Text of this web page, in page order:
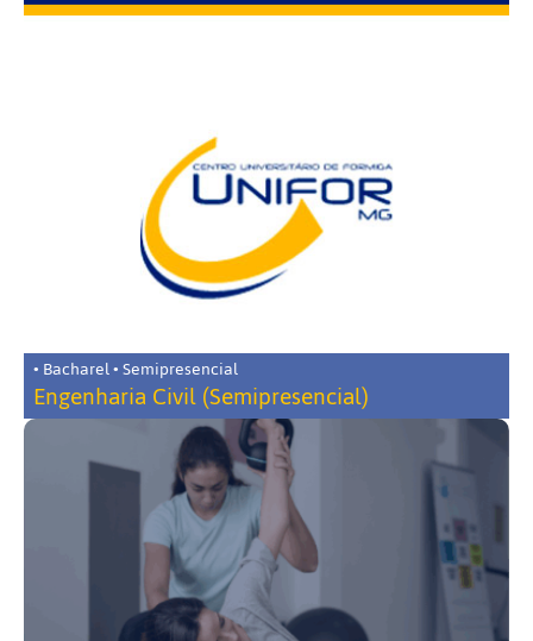
• Bacharel • Semipresencial
Engenharia Civil (Semipresencial)